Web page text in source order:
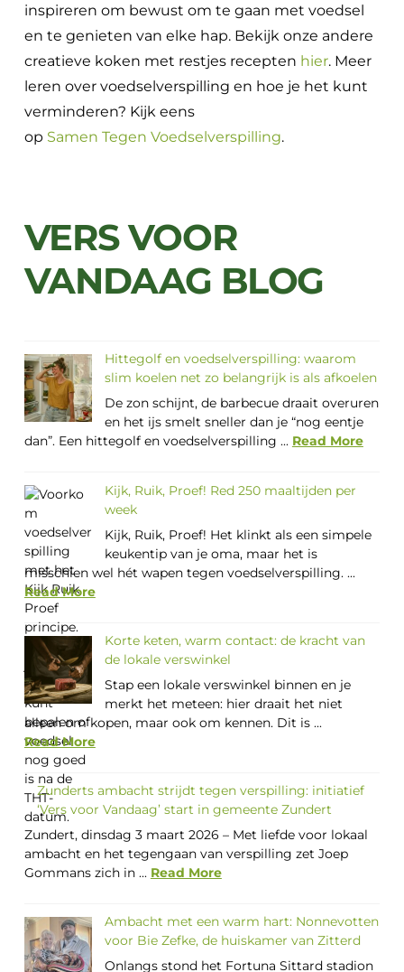
inspireren om bewust om te gaan met voedsel
en te genieten van elke hap. Bekijk onze andere
creatieve koken met restjes recepten hier. Meer
leren over voedselverspilling en hoe je het kunt
verminderen? Kijk eens
op Samen Tegen Voedselverspilling.
VERS VOOR
VANDAAG BLOG
Hittegolf en voedselverspilling: waarom
slim koelen net zo belangrijk is als afkoelen
De zon schijnt, de barbecue draait overuren
en het ijs smelt sneller dan je “nog eentje
dan”. Een hittegolf en voedselverspilling ... Read More
Kijk, Ruik, Proef! Red 250 maaltijden per
week
Kijk, Ruik, Proef! Het klinkt als een simpele
keukentip van je oma, maar het is
misschien wel hét wapen tegen voedselverspilling. ...
Read More
Korte keten, warm contact: de kracht van
de lokale verswinkel
Stap een lokale verswinkel binnen en je
merkt het meteen: hier draait het niet
alleen om kopen, maar ook om kennen. Dit is ...
Read More
Zunderts ambacht strijdt tegen verspilling: initiatief
‘Vers voor Vandaag’ start in gemeente Zundert
Zundert, dinsdag 3 maart 2026 – Met liefde voor lokaal
ambacht en het tegengaan van verspilling zet Joep
Gommans zich in ... Read More
Ambacht met een warm hart: Nonnevotten
voor Bie Zefke, de huiskamer van Zitterd
Onlangs stond het Fortuna Sittard stadion